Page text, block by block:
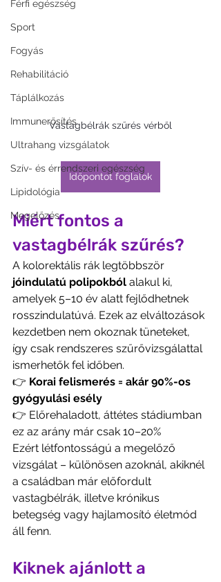
Férfi egészség
Sport
Fogyás
Rehabilitáció
Táplálkozás
Immunerősítés
Ultrahang vizsgálatok
Szív- és érrendszeri egészség
Lipidológia
Megelőzés
Vastagbélrák szűrés vérből
Időpontot foglalok
Miért fontos a
vastagbélrák szűrés?
A kolorektális rák legtöbbször
jóindulatú polipokból alakul ki,
amelyek 5–10 év alatt fejlődhetnek
rosszindulatúvá. Ezek az elváltozások
kezdetben nem okoznak tüneteket,
így csak rendszeres szűrővizsgálattal
ismerhetők fel időben.
👉 Korai felismerés = akár 90%-os
gyógyulási esély
👉 Előrehaladott, áttétes stádiumban
ez az arány már csak 10–20%
Ezért létfontosságú a megelőző
vizsgálat – különösen azoknál, akiknél
a családban már előfordult
vastagbélrák, illetve krónikus
betegség vagy hajlamosító életmód
áll fenn.
Kiknek ajánlott a